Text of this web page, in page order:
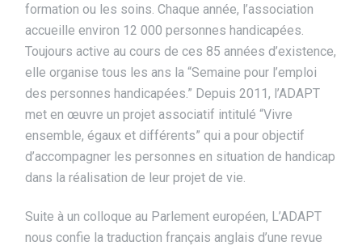
formation ou les soins. Chaque année, l’association
accueille environ 12 000 personnes handicapées.
Toujours active au cours de ces 85 années d’existence,
elle organise tous les ans la “Semaine pour l’emploi
des personnes handicapées.” Depuis 2011, l’ADAPT
met en œuvre un projet associatif intitulé “Vivre
ensemble, égaux et différents” qui a pour objectif
d’accompagner les personnes en situation de handicap
dans la réalisation de leur projet de vie.
Suite à un colloque au Parlement européen, L’ADAPT
nous confie la traduction français anglais d’une revue